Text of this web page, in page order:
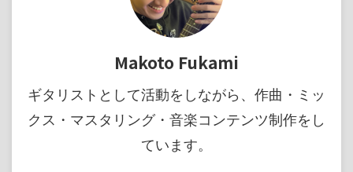
Makoto Fukami
ギタリストとして活動をしながら、作曲・ミッ
クス・マスタリング・音楽コンテンツ制作をし
ています。